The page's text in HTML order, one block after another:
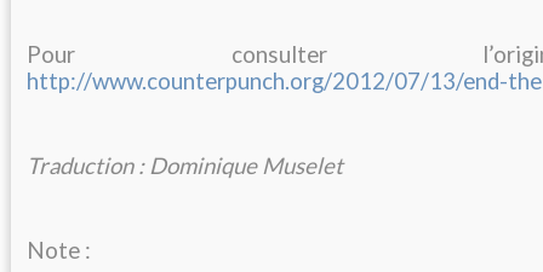
Pour consulter
http://www.counterpunch.org/2012/07/13/end-
Traduction : Dominique Muselet
Note :